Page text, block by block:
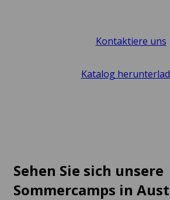
Kontaktiere uns
Katalog
Sehen Sie sich unsere
Sommercamps in